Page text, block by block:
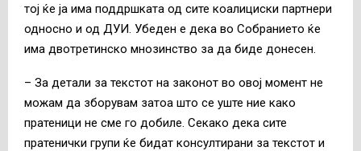
тој ќе ја има поддршката од сите коалициски партнери
односно и од ДУИ. Убеден е дека во Собранието ќе
има двотретинско мнозинство за да биде донесен.
– За детали за текстот на законот во овој момент не
можам да зборувам затоа што се уште ние како
пратеници не сме го добиле. Секако дека сите
пратенички групи ќе бидат консултирани за текстот и